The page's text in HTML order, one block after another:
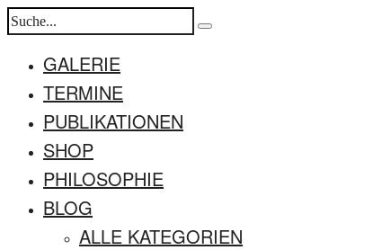
GALERIE
TERMINE
PUBLIKATIONEN
SHOP
PHILOSOPHIE
BLOG
ALLE KATEGORIEN